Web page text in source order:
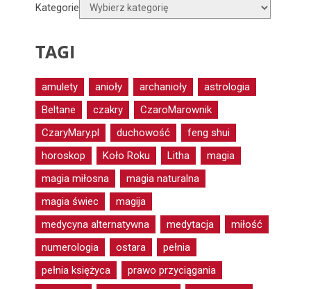
Kategorie
TAGI
amulety anioły archanioły
astrologia
Beltane
czakry
CzaroMarownik
CzaryMary.pl
duchowość
feng shui
horoskop
Koło Roku Litha
magia
magia miłosna
magia naturalna
magia świec
magija
medycyna alternatywna
medytacja
miłość
numerologia
ostara
pełnia
pełnia księżyca
prawo przyciągania